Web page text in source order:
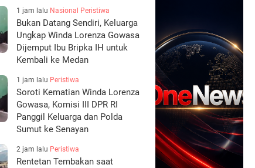
1 jam lalu Nasional Peristiwa
Bukan Datang Sendiri, Keluarga
Ungkap Winda Lorenza Gowasa
Dijemput Ibu Bripka IH untuk
Kembali ke Medan
1 jam lalu Peristiwa
Soroti Kematian Winda Lorenza
Gowasa, Komisi III DPR RI
Panggil Keluarga dan Polda
Sumut ke Senayan
2 jam lalu Peristiwa
Rentetan Tembakan saat